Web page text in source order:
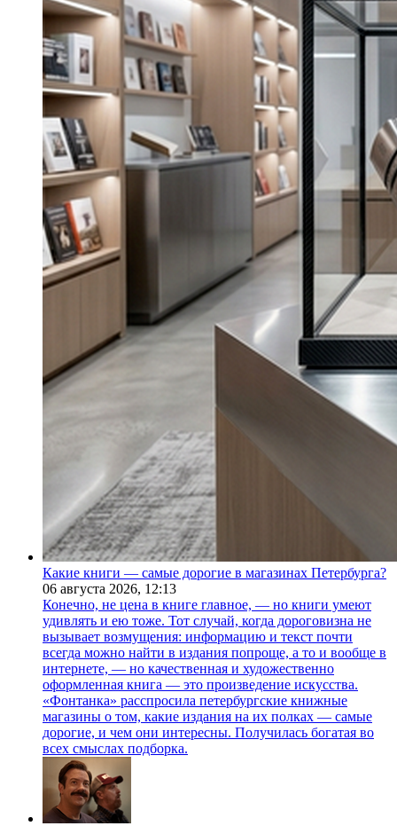
Какие книги — самые дорогие в магазинах Петербурга?
06 августа 2026, 12:13
Конечно, не цена в книге главное, — но книги умеют
удивлять и ею тоже. Тот случай, когда дороговизна не
вызывает возмущения: информацию и текст почти
всегда можно найти в издания попроще, а то и вообще в
интернете, — но качественная и художественно
оформленная книга — это произведение искусства.
«Фонтанка» расспросила петербургские книжные
магазины о том, какие издания на их полках — самые
дорогие, и чем они интересны. Получилась богатая во
всех смыслах подборка.